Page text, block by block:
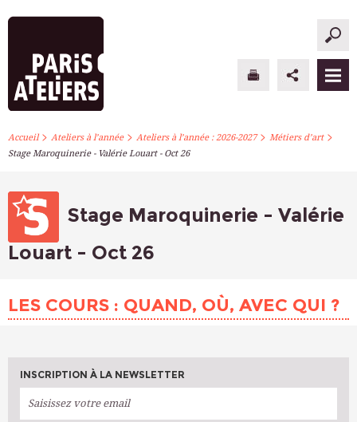
PARIS ATELIERS
ATELIERS À L’ANNÉE
STAGES PONCTUELS
S’INSCRIRE
Accueil> Ateliers à l’année> Ateliers à l’année : 2026-2027> Métiers d’art>
Stage Maroquinerie - Valérie Louart - Oct 26
Stage Maroquinerie - Valérie
Louart - Oct 26
LES COURS : QUAND, OÙ, AVEC QUI ?
INSCRIPTION À LA NEWSLETTER